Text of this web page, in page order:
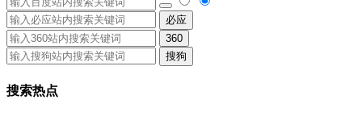
必应
360
搜狗
搜索热点